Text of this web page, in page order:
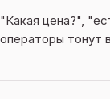
"Какая цена?",
операторы тонут